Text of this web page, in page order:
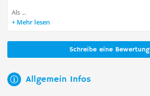
Als ...
Mehr lesen
Schreibe eine Bewertung
Allgemein Infos